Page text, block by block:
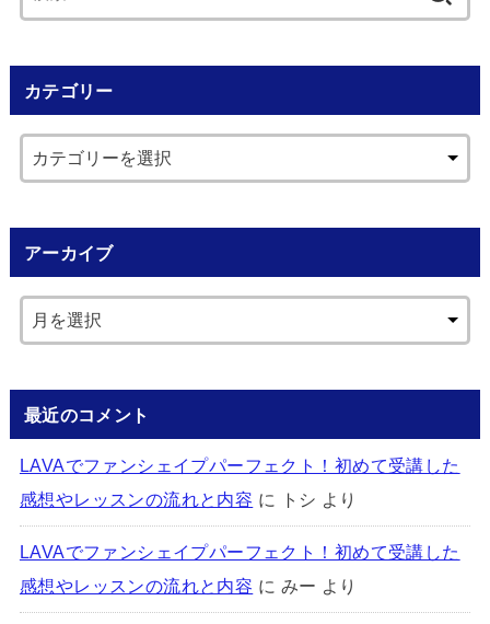
索:
カテゴリー
アーカイブ
最近のコメント
LAVAでファンシェイプパーフェクト！初めて受講した
感想やレッスンの流れと内容 に トシ より
LAVAでファンシェイプパーフェクト！初めて受講した
感想やレッスンの流れと内容 に みー より